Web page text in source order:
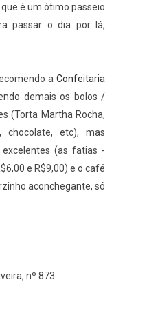
é um ótimo passeio
passar o dia por lá,
a Confeitaria
demais os bolos /
(Torta Martha Rocha,
chocolate, etc), mas
excelentes (as fatias -
e R$9,00) e o café
aconchegante, só
nº 873.